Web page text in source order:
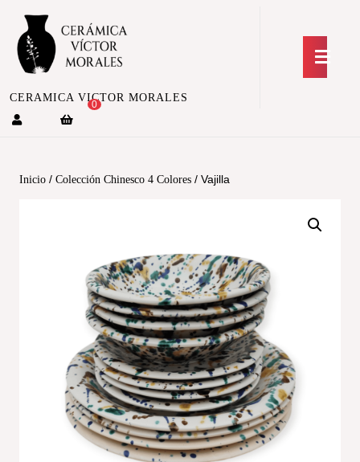
CERAMICA VICTOR MORALES
0
Inicio / Colección Chinesco 4 Colores / Vajilla